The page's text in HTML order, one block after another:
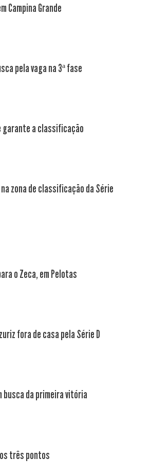
Campina Grande
pela vaga na 3ª fase
garante a classificação
zona de classificação da Série
o Zeca, em Pelotas
fora de casa pela Série D
busca da primeira vitória
três pontos